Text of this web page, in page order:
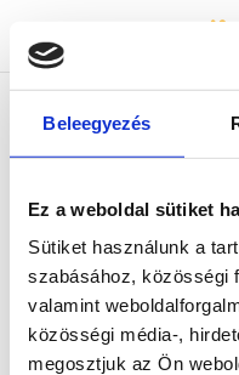
Beleegyezés
Ez a weboldal sütiket
Sütiket használunk a
szabásához, közösségi
valamint
közösségi média-,
megosztjuk az Ön
404-
Kérjük, térj vissza